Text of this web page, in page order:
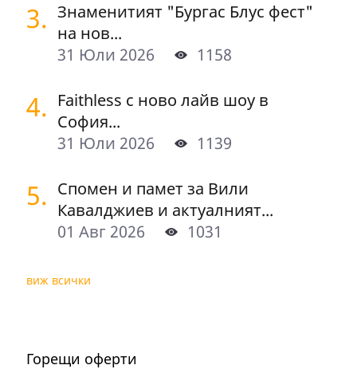
3. Знаменитият "Бургас Блус фест"
на нов...
31 Юли 2026
1158
4. Faithless с ново лайв шоу в
София...
31 Юли 2026
1139
5. Спомен и памет за Вили
Кавалджиев и актуалният...
01 Авг 2026
1031
виж всички
Горещи оферти